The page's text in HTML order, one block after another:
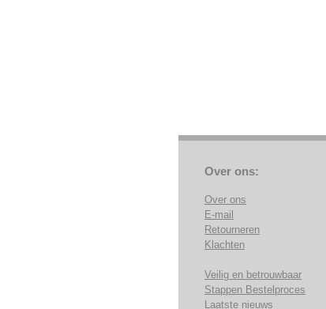
Over ons:
Over ons
E-mail
Retourneren
Klachten
Veilig en betrouwbaar
Stappen Bestelproces
Laatste nieuws